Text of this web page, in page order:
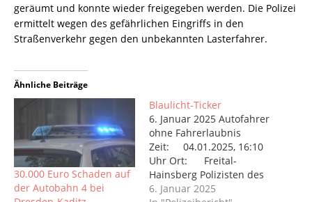
geräumt und konnte wieder freigegeben werden. Die Polizei
ermittelt wegen des gefährlichen Eingriffs in den
Straßenverkehr gegen den unbekannten Lasterfahrer.
Ähnliche Beiträge
30.000 Euro Schaden auf
der Autobahn 4 bei
Blaulicht-Ticker
6. Januar 2025 Autofahrer
ohne Fahrerlaubnis
Zeit: 04.01.2025, 16:10
Uhr Ort: Freital-
Hainsberg Polizisten des
Reviers Freital-
6. Januar 2025